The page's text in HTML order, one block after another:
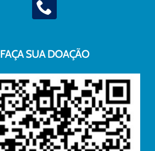
FAÇA SUA DOAÇÃO